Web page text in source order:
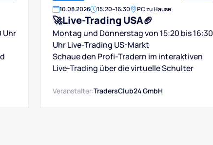
Uhr
10.08.2026 15:20–16:30 PC zu Hause
🚀Live-Trading USA🏈
Montag und Donnerstag von 15:20 bis 16:30
Uhr Live-Trading US-Markt
Schaue den Profi-Tradern im interaktiven
Live-Trading über die virtuelle Schulter
Veranstalter:TradersClub24 GmbH